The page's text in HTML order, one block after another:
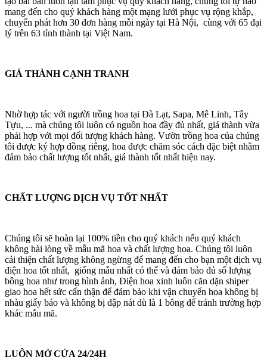
mang đến cho quý khách hàng một mạng lưới phục vụ rộng khắp,
chuyển phát hơn 30 đơn hàng mỗi ngày tại Hà Nội, cùng với 65 đại
lý trên 63 tỉnh thành tại Việt Nam.
GIÁ THÀNH CẠNH TRANH
Nhờ hợp tác với người trồng hoa tại Đà Lạt, Sapa, Mê Linh, Tây
Tựu, ... mà chúng tôi luôn có nguồn hoa đầy đủ nhất, giá thành vừa
phải hợp với mọi đối tượng khách hàng. Vườn trồng hoa của chúng
tôi được ký hợp đồng riêng, hoa được chăm sóc cách đặc biệt nhằm
đảm bảo chất lượng tốt nhất, giá thành tốt nhất hiện nay.
CHẤT LƯỢNG DỊCH VỤ TỐT NHẤT
Chúng tôi sẽ hoàn lại 100% tiền cho quý khách nếu quý khách
không hài lòng về mẫu mã hoa và chất lượng hoa. Chúng tôi luôn
cải thiện chất lượng không ngừng để mang đến cho bạn một dịch vụ
điện hoa tốt nhất, giống mẫu nhất có thể và đảm bảo đủ số lượng
bông hoa như trong hình ảnh, Điện hoa xinh luôn căn dặn shiper
giao hoa hết sức cẩn thận để đảm bảo khi vận chuyển hoa không bị
nhàu giấy báo và không bị dập nát dù là 1 bông để tránh trường hợp
khác mẫu mã.
LUÔN MỞ CỬA 24/24H